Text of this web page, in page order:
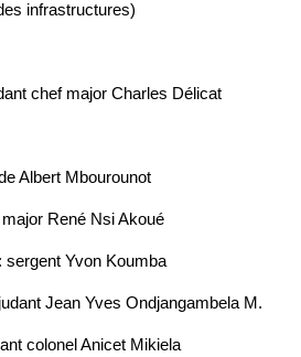
infrastructures)
chef major Charles Délicat
Albert Mbourounot
René Nsi Akoué
sergent Yvon Koumba
Jean Yves Ondjangambela M.
colonel Anicet Mikiela